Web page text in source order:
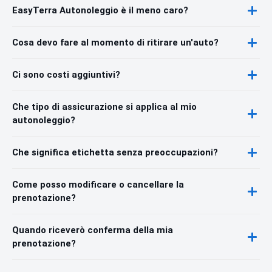
EasyTerra Autonoleggio è il meno caro?
Cosa devo fare al momento di ritirare un'auto?
Ci sono costi aggiuntivi?
Che tipo di assicurazione si applica al mio
autonoleggio?
Che significa etichetta senza preoccupazioni?
Come posso modificare o cancellare la
prenotazione?
Quando riceverò conferma della mia
prenotazione?